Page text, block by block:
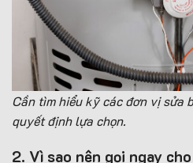
Cần tìm hiểu kỹ các đơn vị sửa
quyết định lựa chọn.
2. Vì sao nên gọi ngay